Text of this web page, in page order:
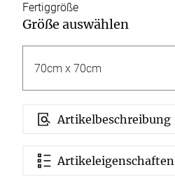
Fertiggröße
Größe auswählen
Artikelbeschreibung
Artikeleigenschaften